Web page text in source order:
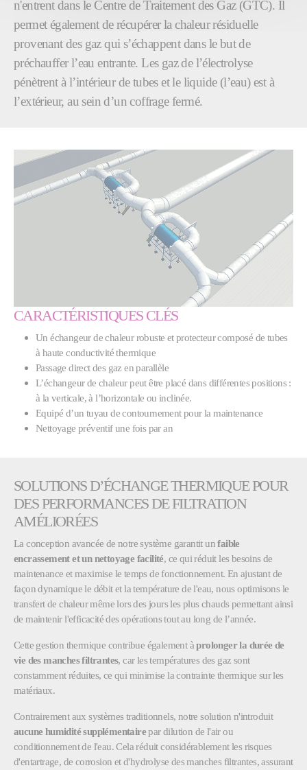
n'entrent dans le Centre de Traitement des Gaz (GTC). Il
permet également de récupérer la chaleur résiduelle
provenant des gaz qui s’échappent dans le but de
préchauffer l’eau entrante. Les gaz de l’électrolyse
pénètrent à l’intérieur de tubes et le liquide (l’eau) est à
l’extérieur, au sein d’un coffrage fermé.
CARACTÉRISTIQUES CLÉS
Un échangeur de chaleur robuste et protecteur composé de tubes
à haute conductivité thermique
Passage direct des gaz en parallèle
L’échangeur de chaleur peut être placé dans différentes positions :
à la verticale, à l’horizontale ou inclinée.
Equipé d’un tuyau de contournement pour la maintenance
Nettoyage préventif une fois par an
SOLUTIONS D’ÉCHANGE THERMIQUE POUR
DES PERFORMANCES DE FILTRATION
AMÉLIORÉES
La conception avancée de notre système garantit unfaible
encrassement et un nettoyage facilité, ce qui réduit les besoins de
maintenance et maximise le temps de fonctionnement. En ajustant de
façon dynamique le débit et la température de l'eau, nous optimisons le
transfert de chaleur même lors des jours les plus chauds permettant ainsi
de maintenir l'efficacité des opérations tout au long de l’année.
Cette gestion thermique contribue également àprolonger la durée de
vie des manches filtrantes, car les températures des gaz sont
constamment réduites, ce qui minimise la contrainte thermique sur les
matériaux.
Contrairement aux systèmes traditionnels, notre solution n'introduit
aucune humidité supplémentairepar dilution de l'air ou
conditionnement de l'eau. Cela réduit considérablement les risques
d'entartrage, de corrosion et d'hydrolyse des manches filtrantes, assurant